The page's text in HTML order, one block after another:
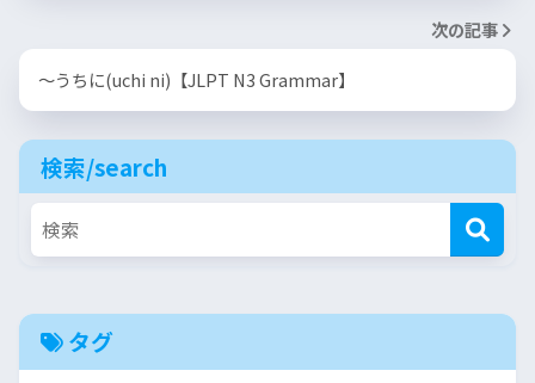
次の記事
〜うちに(uchi ni)【JLPT N3 Grammar】
検索/search
タグ